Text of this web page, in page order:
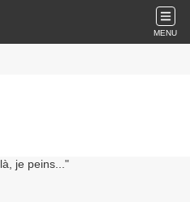
MENU